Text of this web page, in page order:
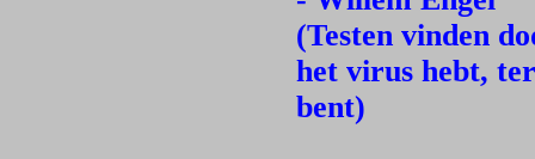
(Testen vinden
het virus hebt,
bent)